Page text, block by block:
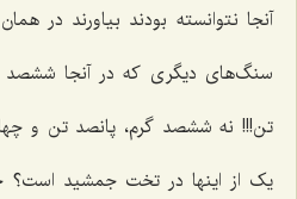
آنجا نتوانسته بودند بیاورند در
سنگ‌های دیگری که در آنجا
تن!!! نه ششصد گرم، پانصد تن و
یک از اینها در تخت جمشید است؟